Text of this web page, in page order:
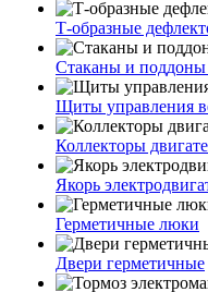
Т-образные
Стаканы и
Щиты управления
Коллекторы
Якорь
Герметичные люки
Двери герметичные